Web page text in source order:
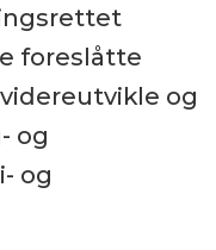
foreslåtte
og
og
og